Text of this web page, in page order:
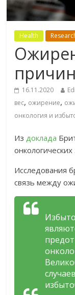
Health
16.11.2020
вес, ожирение,
онкология и
Издоклада
Исследования
связь между